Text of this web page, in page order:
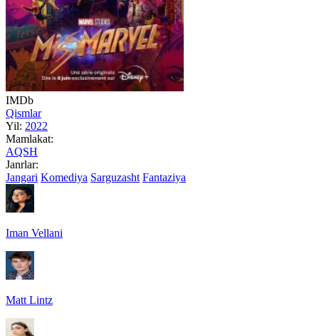
IMDb
Qismlar
Yil: 2022
Mamlakat:
AQSH
Janrlar:
Jangari Komediya Sarguzasht Fantaziya
Iman Vellani
Matt Lintz